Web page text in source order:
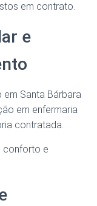
em contrato.
e
em Santa Bárbara
em enfermaria
contratada.
conforto e